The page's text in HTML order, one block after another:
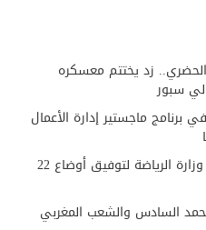
زد يختتم معسكره
سبور
برنامج ماجستير إدارة الأعمال
اتحاد الكرة ينفي طلب مهلة من وزارة الرياضة لتوفيق أوضاع 22
السادس والشعب المغربي